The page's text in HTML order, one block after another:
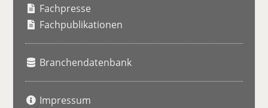
Fachpresse
Fachpublikationen
Branchendatenbank
Impressum